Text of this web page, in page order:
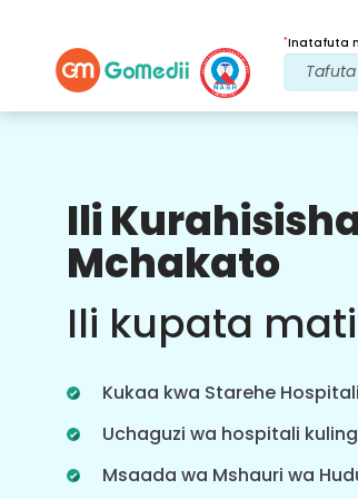
*Inatafuta
Ili
Mchakato
Ili kupata
Kukaa kwa Starehe Hospitali
Uchaguzi wa hospitali
Msaada wa Mshauri wa
Faida Zetu
Baada ya
Matibabu ufuatiliaji
wa huduma
mgonjwa wa 24x7 na timu yetu
inayoshughulikia masuala yako kila
wakati. Taarifa za mara kwa mara
kuhusu mahitaji yako ya matibabu.